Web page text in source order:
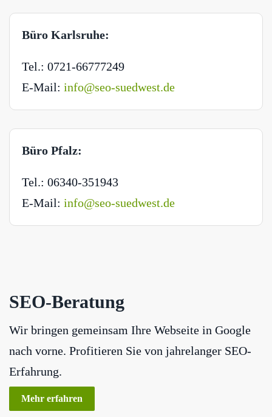
Büro Karlsruhe:
Tel.: 0721-66777249
E-Mail: info@seo-suedwest.de
Büro Pfalz:
Tel.: 06340-351943
E-Mail: info@seo-suedwest.de
SEO-Beratung
Wir bringen gemeinsam Ihre Webseite in Google
nach vorne. Profitieren Sie von jahrelanger SEO-
Erfahrung.
Mehr erfahren